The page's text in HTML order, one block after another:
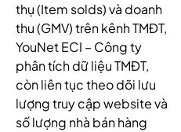
thụ (Item solds) và doanh
thu (GMV) trên kênh TMĐT,
YouNet ECI – Công ty
phân tích dữ liệu TMĐT,
còn liên tục theo dõi lưu
lượng truy cập website và
số lượng nhà bán hàng